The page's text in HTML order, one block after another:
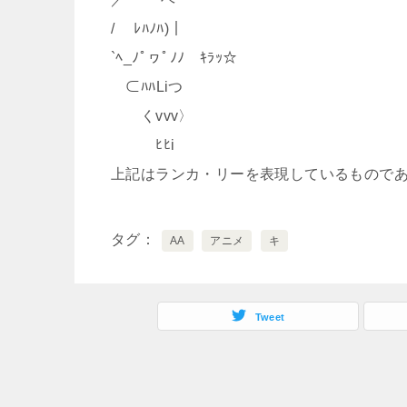
/ ﾚﾊﾉﾊ)｜
`ﾍ_ﾉﾟヮﾟﾉﾉ ｷﾗｯ☆
⊂ﾊﾊLiつ
くvvv〉
ﾋﾋi
上記はランカ・リーを表現しているもので
タグ AA アニメ キ
Tweet